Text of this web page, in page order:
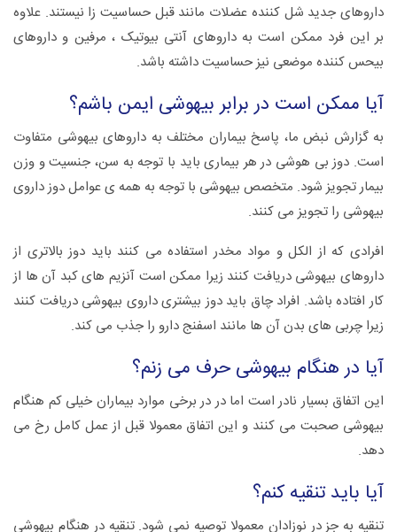
داروهای جدید شل کننده عضلات مانند قبل حساسیت زا نیستند. علاوه
بر این فرد ممکن است به داروهای آنتی بیوتیک ، مرفین و داروهای
بیحس کننده موضعی نیز حساسیت داشته باشد.
آیا ممکن است در برابر بیهوشی ایمن باشم؟
به گزارش نبض ما، پاسخ بیماران مختلف به داروهای بیهوشی متفاوت
است. دوز بی هوشی در هر بیماری باید با توجه به سن، جنسیت و وزن
بیمار تجویز شود. متخصص بیهوشی با توجه به همه ی عوامل دوز داروی
بیهوشی را تجویز می کنند.
افرادی که از الکل و مواد مخدر استفاده می کنند باید دوز بالاتری از
داروهای بیهوشی دریافت کنند زیرا ممکن است آنزیم های کبد آن ها از
کار افتاده باشد. افراد چاق باید دوز بیشتری داروی بیهوشی دریافت کنند
زیرا چربی های بدن آن ها مانند اسفنج دارو را جذب می کند.
آیا در هنگام بیهوشی حرف می زنم؟
این اتفاق بسیار نادر است اما در در برخی موارد بیماران خیلی کم هنگام
بیهوشی صحبت می کنند و این اتفاق معمولا قبل از عمل کامل رخ می
دهد.
آیا باید تنقیه کنم؟
تنقیه به جز در نوزادان معمولا توصیه نمی شود. تنقیه در هنگام بیهوشی